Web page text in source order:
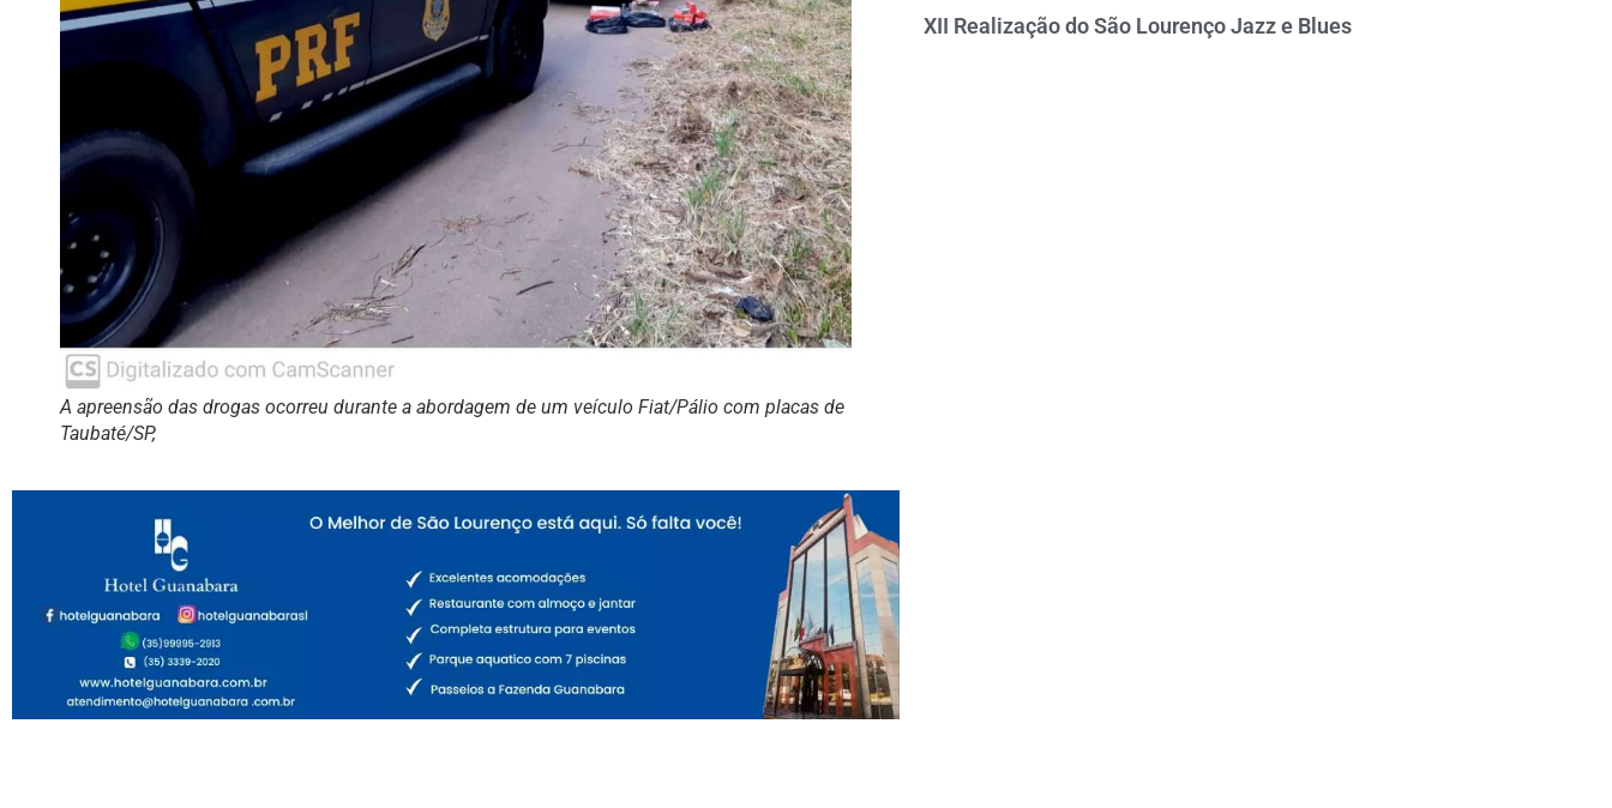
A apreensão das drogas ocorreu durante a abordagem de um veículo Fiat/Pálio com placas de
Taubaté/SP,
XII Realização do São Lourenço Jazz e Blues